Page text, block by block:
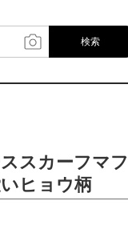
検索
スカーフマ
ヒョウ柄